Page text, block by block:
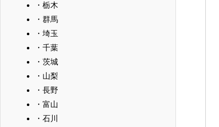
・栃木
・群馬
・埼玉
・千葉
・茨城
・山梨
・長野
・富山
・石川